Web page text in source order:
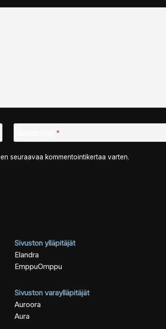
*
seuraavaa kommentointikertaa varten.
Sivuston ylläpitäjät
Elandra
EmppuOmppu
Sivuston varaylläpitäjät
Auroora
Aura